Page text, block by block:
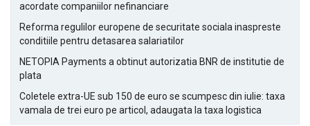
acordate companiilor nefinanciare
Reforma regulilor europene de securitate sociala inaspreste
conditiile pentru detasarea salariatilor
NETOPIA Payments a obtinut autorizatia BNR de institutie de
plata
Coletele extra-UE sub 150 de euro se scumpesc din iulie: taxa
vamala de trei euro pe articol, adaugata la taxa logistica